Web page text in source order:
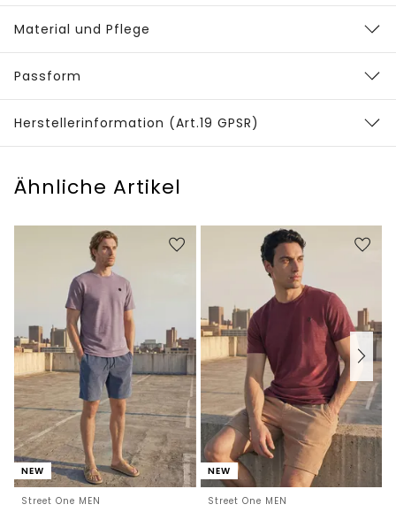
Material und Pflege
Passform
Herstellerinformation (Art.19 GPSR)
Ähnliche Artikel
NEW
Street One MEN
NEW
Street One MEN